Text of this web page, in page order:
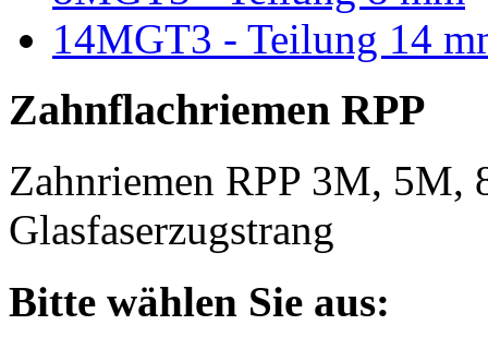
14MGT3 - Teilung 14
Zahnflachriemen RPP
Zahnriemen RPP 3M, 5M,
Glasfaserzugstrang
Bitte wählen Sie aus: